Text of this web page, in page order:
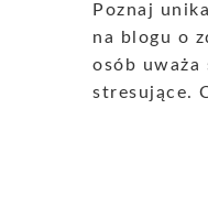
Poznaj
na blogu o
osób uważa
stresujące.